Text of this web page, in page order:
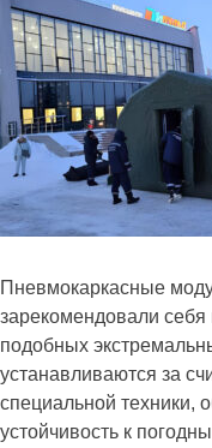
Пневмокаркасные
зарекомендовали
подобных
устанавливаются за
специальной техники,
устойчивость к